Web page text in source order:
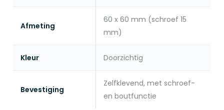
Afmeting
60 x 60 mm (schroef 15
mm)
Kleur Doorzichtig
Bevestiging
Zelfklevend, met schroef-
en boutfunctie